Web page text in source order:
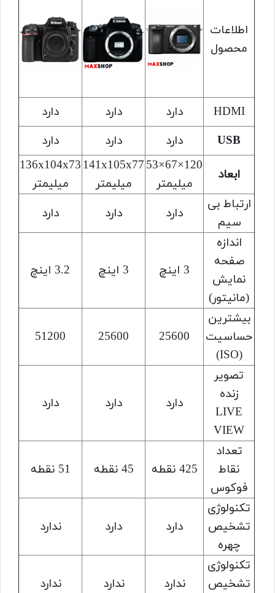
اطلاعات
محصول
HDMI دارد دارد
دارد
USB
دارد دارد دارد
ابعاد
120×67×53
میلیمتر
141x105x77
میلیمتر
136x104x73
میلیمتر
ارتباط بی
سیم
دارد دارد
دارد
اندازه
صفحه
نمایش
(مانیتور)
3 اینچ 3 اینچ 3.2 اینچ
بیشترین
حساسیت
(ISO)
25600
25600
51200
تصویر
زنده
LIVE
VIEW
دارد دارد دارد
تعداد
نقاط
فوکوس
425 نقطه 45 نقطه 51 نقطه
تکنولوژی
تشخیص
چهره
دارد دارد ندارد
تکنولوژی
تشخیص
ندارد ندارد ندارد